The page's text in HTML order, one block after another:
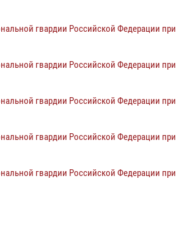
гвардии Российской Федерации при
гвардии Российской Федерации при
гвардии Российской Федерации при
гвардии Российской Федерации при
гвардии Российской Федерации при